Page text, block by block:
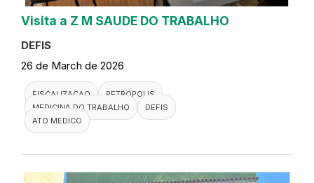
Visita a Z M SAUDE DO TRABALHO
DEFIS
26 de March de 2026
FISCALIZACAO
PETROPOLIS
MEDICINA DO TRABALHO
DEFIS
ATO MEDICO